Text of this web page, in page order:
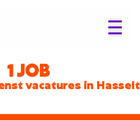
1 JOB
vacatures in Hasselt